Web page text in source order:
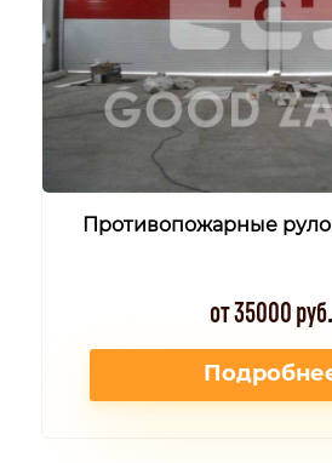
Противопожарные
от 35000 руб.